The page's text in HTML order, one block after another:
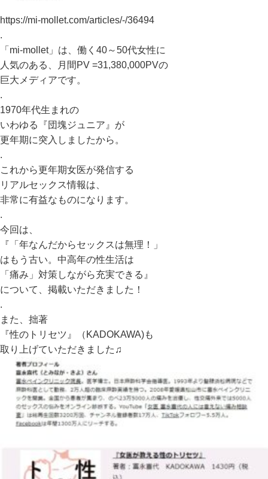
https://mi-mollet.com/articles/-/36494
.
「mi-mollet」は、働く40～50代女性に
人気のある、月間PV =31,380,000PVの
巨大メディアです。
.
1970年代生まれの
いわゆる『団塊ジュニア』が
更年期に突入しましたから。
.
これから更年期女医が発信する
リアルセックス情報は、
非常に有益なものになります。
.
今回は、
『「年なんだからセックスは無理！」
はもう古い。中高年の性生活は
「痛み」対策しながら充実できる』
について、掲載いただきました！
.
また、拙著
『性のトリセツ』（KADOKAWA)も
取り上げていただきました♫